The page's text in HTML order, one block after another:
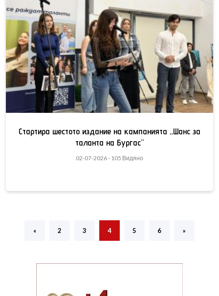
Стартира шестото издание на кампанията „Шанс за
таланта на Бургас“
02-07-2026 - 105 Видяно
« 2 3 4 5 6 »